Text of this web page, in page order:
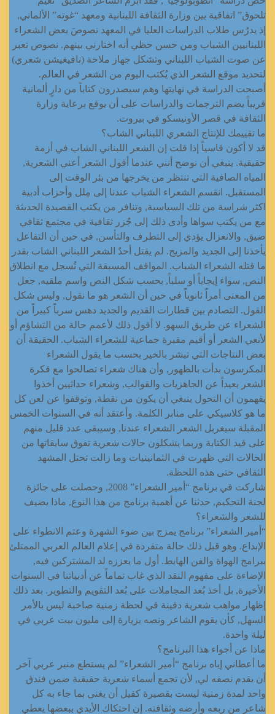
تلحوق” اتفاقية بين وزارة الثقافة اللبنانية ومعهد “غوته” الألماني,
إذ يدرُس طلاب الدراسات العليا في المعهد نصوصَ بعض الشعراء
اللبنانيين الشباب ومن حسن حظي أنه اختارني بينهم. نصوص تعبر
عن صوت الشباب اللبناني وتشكل جهاز ملاحة (نافيغيشن شعري)
لتحديد موقع الشعر الذي يُكتب اليوم من الشعر في العالم.
أصبحت الدراسة في نهايتها وهم سيصدرون كتاباً من دارٍ ألمانية
قريباً يضم الترجمات والدراسات على أن يوقع برعاية وزارة
الثقافة في قصر الأونيسكو في بيروت.
ما تقييمك للإنتاج الشعري اللبناني الشاب؟
قد لا أكون قاسياً إذا قلت إن الشعر اللبناني الشاب في أزمة
حقيقية. ينبغي أن نوضح أنني عندما أقول الشعر أعني الشعرية,
المياه الصافية التي تنتظر من يخرجها من بئر الوقت إلى
المستقبل. انقسم الشعراء الشباب عندنا إلى مِلل وأحزاب أدبية
اكثر شراسة من تلك السياسية, وتنافر من يكتب القصيدة الحديثة
مع من يكتب سواها وأدى ذلك إلى جُزر ثقافية في مجتمع ثقافي
ضيق, والانعزال يؤدي إلى التطرف والتأسن, في حين أن التفاعل
يأخذنا إلى الجديد والمزيج. لم يقتل أحدٌ الشعر اللبناني الشاب بقدر
ما قتله الشعراء الشباب. المواقف المسبقة التي تُسجل مع انطلاق
النص, سواء إيجاباً أو سلباً, بحسب شكل النص واسم ملقيه, جعل
من المعنى أمراً ثانوياً في حين أن الشعر هو ما نقول, وليس شكل
القول. التصادم بين قطارات القديم والجديد دهس سرباً كبيراً من
الشعراء عن طريق السهو. لا أقول ذلك لأعمم حالة من التشاؤم أو
لأنعي الشعر أو أقيم مقبرة جماعية للشعراء الشباب. الحقيقة أن
بعض النتاجات التي تبشر بالخير بحسب ما يقول الشعراء
المكرسون بدأت بالظهور, وأن هناك شعراء تصالحوا مع فكرة
الشعر بعيداً عن الجاهزيات والقوالب, وشعراء حداثيين أخذوا
يفهمون أن التحول ينبغي أن يكون من نقطة, وتوقفوا عن لعن كل
ما هو كلاسيكي على منابر الكلمة. وأعتقد أنه في السنوات الخمس
المقبلة سيغربل الشعر الشعراء عندنا, وسيبقى عدد قليل منهم
على قيد الكتابة وربما يشكلون حالات شعرية تفوق سابقاتها من
الحالات التي ظهرت في الثمانينيات وما زالت تحتل المشهد
الثقافي حتى هذه اللحظة.
شاركت في برنامج “أمير الشعراء” 2008, وحصلت على جائزة
لجنة التحكيم, حدثنا عن أهمية برنامج من هذا النوع, ماذا يضيف
للشعر والشعراء؟
“أمير الشعراء” برنامج يمزج بين ضوء الشهرة وعتم الانطواء على
الإبداع. وهو قبل ذلك حالة متفردة في إعلام العالم العربي الممتلئ
ببرامج الهواة والفن الهابط. أول ما يعززه لد المشتركين فيه,
الإضاءة على مفهوم النقد الذي غاب تماماً عن أدبياتنا في السنوات
الأخيرة, بل أخذ بُعد المجاملات على بُعد التقويم والتطوير. بعد ذلك
إظهار مواهب شعرية دفينة في لحظة زمنية صاخبة ليس بالأمر
السهل, كأن يقوم الشاعر ونصه بزيارة إلى مليون بيت عربي في
ليلة واحدة.
ماذا عن أجواء هذا البرنامج؟
ما أعطاني إياه برنامج “أمير الشعراء” لم يستطع منبر عربي آخر
أن يقدم نصفه لي, لأن تجمع أسماء شعرية حقيقية ضمن فندق
واحد لمدة زمنية ليست بقصيرة كفيل أن يغني بما جاء به كل
شاعر من ربعه وأرضه وثقافته. إن احتكاك الأيدي ببعضها يعطي